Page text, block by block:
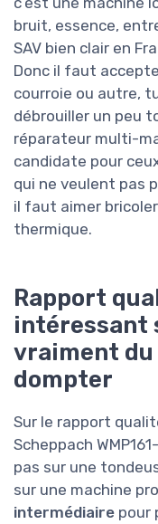
est usé, et tu
avec 10 fils de
rangement est un
ce n’est pas ça
Par contre, dès le
: c’est une
donc bruit,
réseau SAV bien
retours. Donc il
casse type courroie
résumé : bonne
terrain compliqué
à un micro-
un minimum et
Rapport
intéressant
vraiment
dompter